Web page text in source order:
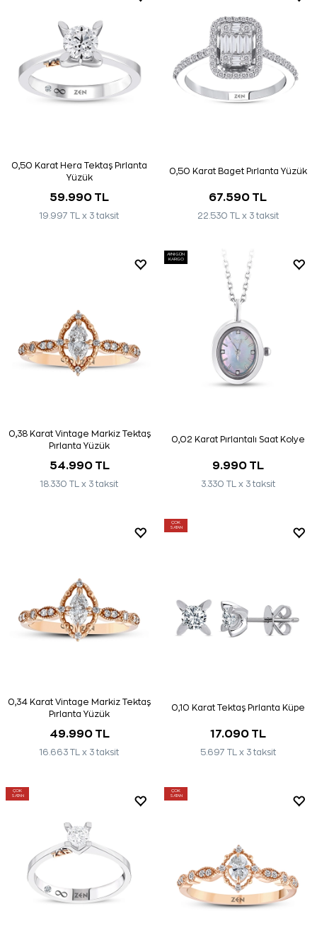
0,50 Karat Hera Tektaş Pırlanta
Yüzük
59.990 TL
19.997 TL x 3 taksit
0,50 Karat Baget Pırlanta Yüzük
67.590 TL
22.530 TL x 3 taksit
0,38 Karat Vintage Markiz Tektaş
Pırlanta Yüzük
54.990 TL
18.330 TL x 3 taksit
AYNI GÜN
KARGO
0,02 Karat Pırlantalı Saat Kolye
9.990 TL
3.330 TL x 3 taksit
0,34 Karat Vintage Markiz Tektaş
Pırlanta Yüzük
49.990 TL
16.663 TL x 3 taksit
ÇOK
SATAN
0,10 Karat Tektaş Pırlanta Küpe
17.090 TL
5.697 TL x 3 taksit
ÇOK
SATAN
ÇOK
SATAN